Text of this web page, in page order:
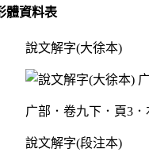
體資料表
說文解字(大徐本)
广部．卷九下．頁3．
說文解字(段注本)